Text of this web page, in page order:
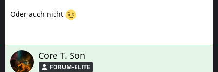
Oder auch nicht
Core T. Son
FORUM–ELITE